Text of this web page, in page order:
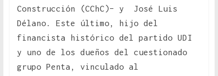
Construcción (CChC)– y José Luis
Délano. Este último, hijo del
financista histórico del partido UDI
y uno de los dueños del cuestionado
grupo Penta, vinculado al